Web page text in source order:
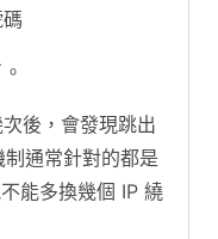
後，會發現跳出
通常針對的都是
能多換幾個 IP 繞